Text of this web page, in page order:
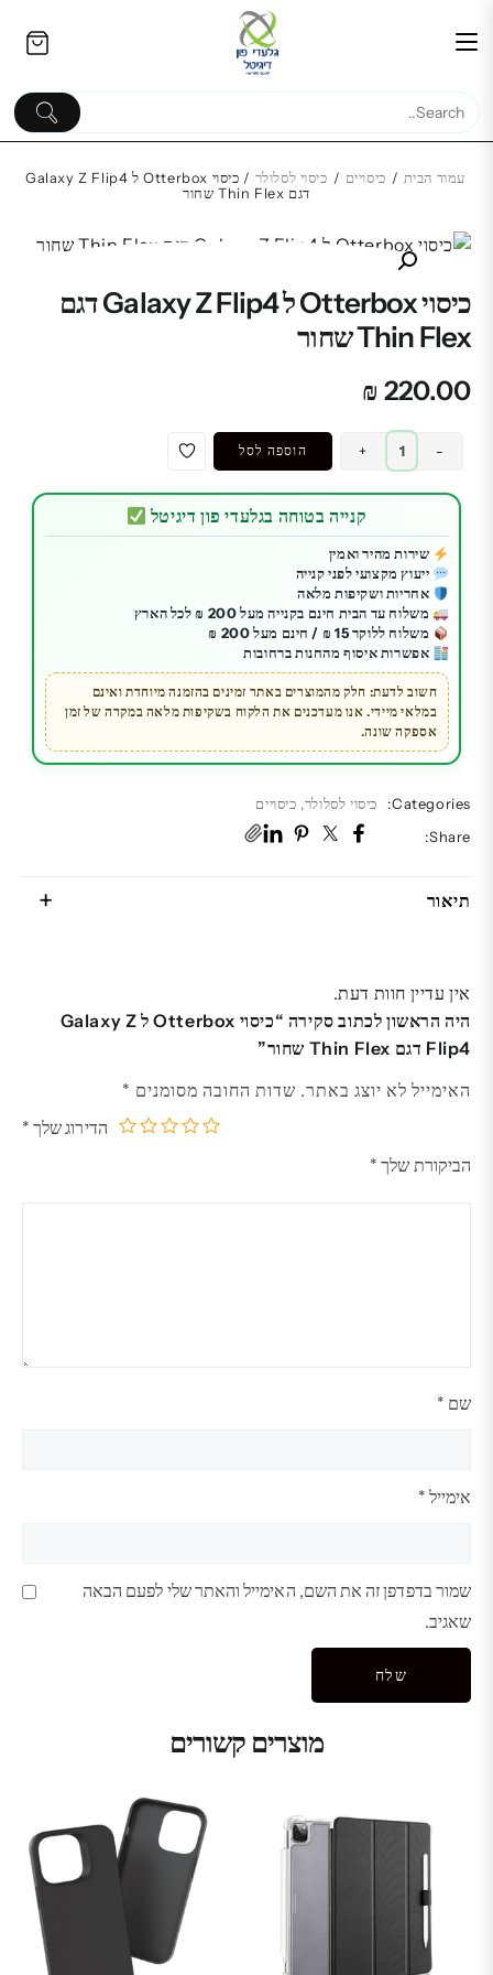
to
עמוד הבית / כיסויים / כיסוי לסלולר
/ כיסוי Otterbox ל Galaxy Z Flip4
דגם Thin Flex שחור
כיסוי Otterbox ל Galaxy Z Flip4 דגם
Thin Flex שחור
₪ 220.00
-
כמות
של
כיסוי
Otterbox
ל
Galaxy
Z
Flip4
דגם
Thin
Flex
שחור
+ הוספה לסל
קנייה בטוחה בגלעדי פון דיגיטל
שירות מהיר ואמין
ייעוץ מקצועי לפני קנייה
אחריות ושקיפות מלאה
משלוח עד הבית חינם בקנייה מעל 200 ₪ לכל הארץ
משלוח ללוקר 15 ₪ / חינם מעל 200 ₪
אפשרות איסוף מהחנות ברחובות
חשוב לדעת: חלק מהמוצרים באתר זמינים בהזמנה מיוחדת ואינם
במלאי מיידי. אנו מעדכנים את הלקוח בשקיפות מלאה במקרה של זמן
אספקה שונה.
Categories: כיסוי לסלולר, כיסויים
Share:
תיאור
אין עדיין חוות דעת.
היה הראשון לכתוב סקירה “כיסוי Otterbox ל Galaxy Z
Flip4 דגם Thin Flex שחור”
האימייל לא יוצג באתר. שדות החובה מסומנים *
הדירוג שלך *
הביקורת שלך *
שם *
אימייל *
שמור בדפדפן זה את השם, האימייל והאתר שלי לפעם הבאה
שאגיב.
מוצרים קשורים
אייפון XR iPhone XR | אפל
Apple